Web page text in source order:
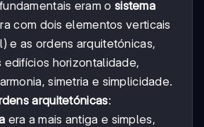
eram o sistema
com dois elementos verticais
e as ordens arquitetónicas,
edifícios horizontalidade,
simetria e simplicidade.
arquitetónicas:
era a mais antiga e simples,